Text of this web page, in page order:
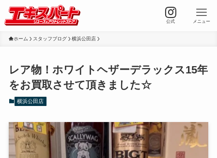
公式 メニュー
ホーム スタッフブログ 横浜公田店
レア物！ホワイトヘザーデラックス15年
をお買取させて頂きました☆
横浜公田店